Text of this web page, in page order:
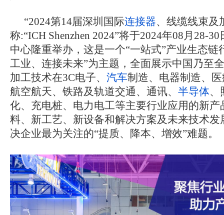
“2024第14届深圳国际连接器、线缆线束及
称:“ICH Shenzhen 2024”将于2024年08月28-
中心隆重举办，这是一个“一站式”产业生态链
工业、连接未来”为主题，全面展示中国乃至
加工技术在3C电子、 汽车制造、电器制造、
航空航天、铁路及轨道交通、通讯、 半导体、
化、充电桩、电力电工等主要行业应用的新产
料、新工艺、新设备和解决方案及未来技术发
决企业最为关注的“提质、降本、增效”难题。